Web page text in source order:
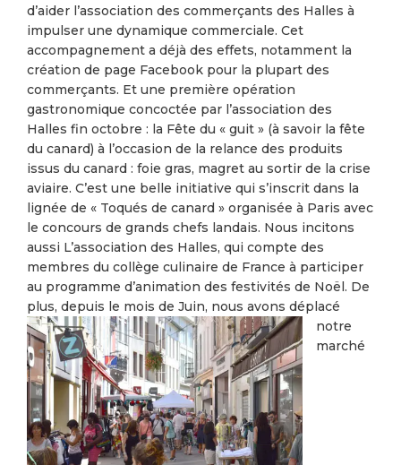
d’aider l’association des commerçants des Halles à
impulser une dynamique commerciale. Cet
accompagnement a déjà des effets, notamment la
création de page Facebook pour la plupart des
commerçants. Et une première opération
gastronomique concoctée par l’association des
Halles fin octobre : la Fête du « guit » (à savoir la fête
du canard) à l’occasion de la relance des produits
issus du canard : foie gras, magret au sortir de la crise
aviaire. C’est une belle initiative qui s’inscrit dans la
lignée de « Toqués de canard » organisée à Paris avec
le concours de grands chefs landais. Nous incitons
aussi L’association des Halles, qui compte des
membres du collège culinaire de France à participer
au programme d’animation des festivités de Noël. De
plus, depuis le mois de Juin, nous avons déplacé
notre
marché